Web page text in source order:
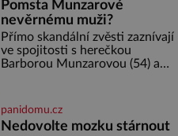
zdát bezvýznamná. Teprve když
se spojí s dalšími desítkami tisíc
příslušnic svého včelstva,
vznikne jeden z
nejdokonalejších organismů
Pomsta Munzarové
nevěrnému muži?
Přímo skandální zvěsti zaznívají
ve spojitosti s herečkou
Barborou Munzarovou (54) a
viděna s jakýmsi sympaťákem, s
nímž se velmi družně, až d
panidomu.cz
Nedovolte mozku stárnout